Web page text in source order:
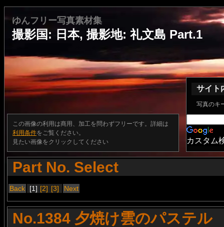
ゆんフリー写真素材集
撮影国: 日本, 撮影地: 礼文島 Part.1
この画像の利用は商用、加工を問わずフリーです。詳細は
利用条件をご覧ください。
見たい画像をクリックしてください
サイト
写真のキ
カスタム
Part No. Select
Back [1] [2] [3] Next
No.1384 夕焼け雲のパステル